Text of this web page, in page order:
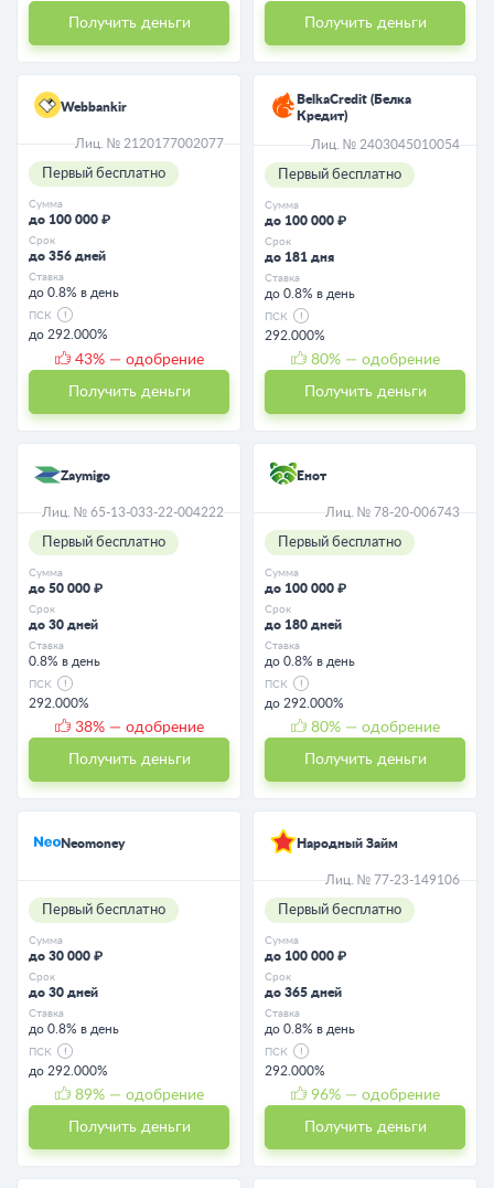
Получить деньги Получить деньги
Webbankir
Лиц. № 2120177002077
Первый бесплатно
Сумма
до 100 000 ₽
Срок
до 356 дней
Ставка
до 0.8% в день
ПСК
до 292.000%
43% — одобрение
Получить деньги
BelkaCredit (Белка
Кредит)
Лиц. № 2403045010054
Первый бесплатно
Сумма
до 100 000 ₽
Срок
до 181 дня
Ставка
до 0.8% в день
ПСК
292.000%
80% — одобрение
Получить деньги
Zaymigo
Лиц. № 65-13-033-22-004222
Первый бесплатно
Сумма
до 50 000 ₽
Срок
до 30 дней
Ставка
0.8% в день
ПСК
292.000%
38% — одобрение
Получить деньги
Енот
Лиц. № 78-20-006743
Первый бесплатно
Сумма
до 100 000 ₽
Срок
до 180 дней
Ставка
до 0.8% в день
ПСК
до 292.000%
80% — одобрение
Получить деньги
Neomoney
Первый бесплатно
Сумма
до 30 000 ₽
Срок
до 30 дней
Ставка
до 0.8% в день
ПСК
до 292.000%
89% — одобрение
Получить деньги
Народный Займ
Лиц. № 77-23-149106
Первый бесплатно
Сумма
до 100 000 ₽
Срок
до 365 дней
Ставка
до 0.8% в день
ПСК
292.000%
96% — одобрение
Получить деньги